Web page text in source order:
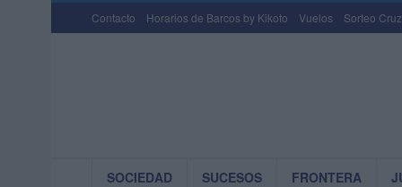
Contacto Horarios de Barcos by Kikoto Vuelos Sorteo
SOCIEDAD SUCESOS FRONTERA